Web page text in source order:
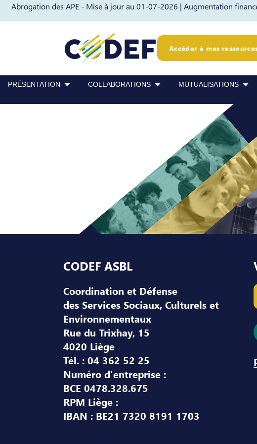
Abrogation des APE - Mise à jour au 01-07-2026 | Augmentation
Passer au contenu Passer au pied de page
Accéder à mes
PRÉSENTATION COLLABORATIONS MUTUALISATIONS
Pied de page
CODEF ASBL
Coordination et Défense
des Services Sociaux, Culturels et
Environnementaux
Rue du Trixhay, 15
4020 Liège
Tél. : 04 362 52 25
Numéro d'entreprise :
BCE 0478.328.675
RPM Liège :
IBAN : BE21 7320 8191 1703